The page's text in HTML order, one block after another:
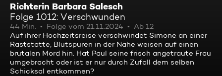
Richterin Barbara Salesch
Folge 1012: Verschwunden
44 Min. Folge vom 21.11.2024
Ab 12
Auf ihrer Hochzeitsreise verschwindet Simone an einer
Raststätte, Blutspuren in der Nähe weisen auf einen
brutalen Mord hin. Hat Paul seine frisch angetraute Frau
umgebracht oder ist er nur durch Zufall dem selben
Schicksal entkommen?